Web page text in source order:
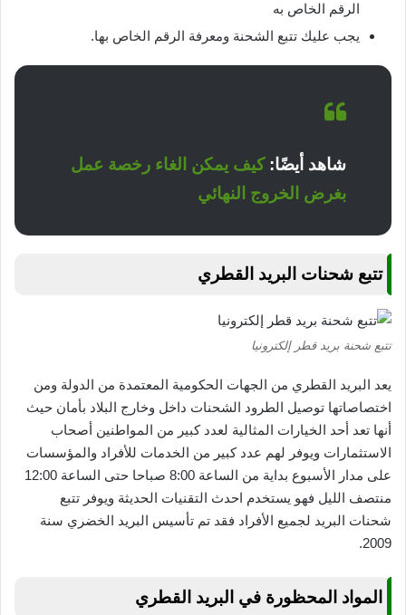
الرقم الخاص به
يجب عليك تتبع الشحنة ومعرفة الرقم الخاص بها.
شاهد أيضًا:كيف يمكن الغاء رخصة عمل
بغرض الخروج النهائي
تتبع شحنات البريد القطري
تتبع شحنة بريد قطر إلكترونيا
يعد البريد القطري من الجهات الحكومية المعتمدة من الدولة ومن
اختصاصاتها توصيل الطرود الشحنات داخل وخارج البلاد بأمان حيث
أنها تعد أحد الخيارات المثالية لعدد كبير من المواطنين أصحاب
الاستثمارات ويوفر لهم عدد كبير من الخدمات للأفراد والمؤسسات
على مدار الأسبوع بداية من الساعة 8:00 صباحا حتى الساعة 12:00
منتصف الليل فهو يستخدم احدث التقنيات الحديثة ويوفر تتبع
شحنات البريد لجميع الأفراد فقد تم تأسيس البريد الخضري سنة
2009.
المواد المحظورة في البريد القطري